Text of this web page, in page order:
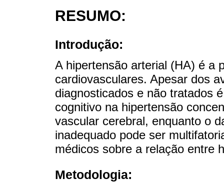
RESUMO:
Introdução:
A hipertensão arterial (HA) é a
cardiovasculares. Apesar dos
diagnosticados e não tratados
cognitivo na hipertensão
vascular cerebral, enquanto o
inadequado pode ser
médicos sobre a relação entre
Metodologia: